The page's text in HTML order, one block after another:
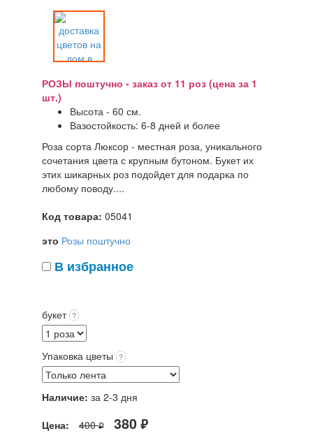
РОЗЫ поштучно - заказ от 11 роз (цена за 1
шт.)
Высота - 60 см.
Вазостойкость: 6-8 дней и более
Роза сорта Люксор - местная роза, уникального
сочетания цвета с крупным бутоном. Букет их
этих шикарных роз подойдет для подарка по
любому поводу....
Код товара: 05041
это Розы поштучно
В избранное
букет ?
Упаковка цветы ?
Наличие: за 2-3 дня
Цена:
400руб. 380 руб.